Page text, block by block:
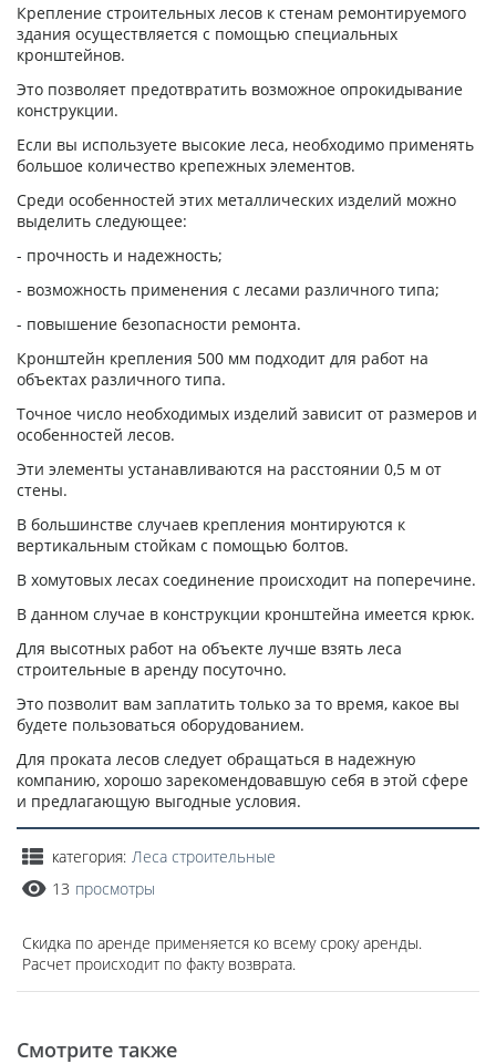
Крепление строительных лесов к стенам ремонтируемого
здания осуществляется с помощью специальных
кронштейнов.
Это позволяет предотвратить возможное опрокидывание
конструкции.
Если вы используете высокие леса, необходимо применять
большое количество крепежных элементов.
Среди особенностей этих металлических изделий можно
выделить следующее:
- прочность и надежность;
- возможность применения с лесами различного типа;
- повышение безопасности ремонта.
Кронштейн крепления 500 мм подходит для работ на
объектах различного типа.
Точное число необходимых изделий зависит от размеров и
особенностей лесов.
Эти элементы устанавливаются на расстоянии 0,5 м от
стены.
В большинстве случаев крепления монтируются к
вертикальным стойкам с помощью болтов.
В хомутовых лесах соединение происходит на поперечине.
В данном случае в конструкции кронштейна имеется крюк.
Для высотных работ на объекте лучше взять леса
строительные в аренду посуточно.
Это позволит вам заплатить только за то время, какое вы
будете пользоваться оборудованием.
Для проката лесов следует обращаться в надежную
компанию, хорошо зарекомендовавшую себя в этой сфере
и предлагающую выгодные условия.
категория: Леса строительные
13 просмотры
Скидка по аренде применяется ко всему сроку аренды.
Расчет происходит по факту возврата.
Смотрите также